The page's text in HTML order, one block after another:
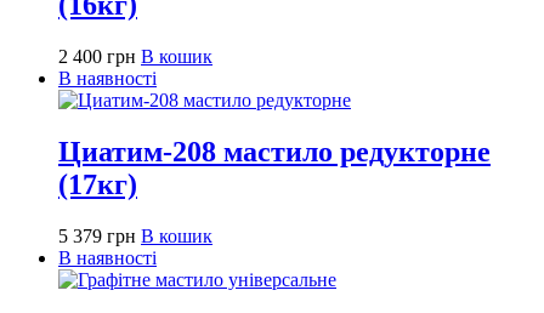
2 400 грн В кошик
В наявності
Циатим-208 мастило редукторне
(17кг)
5 379 грн В кошик
В наявності